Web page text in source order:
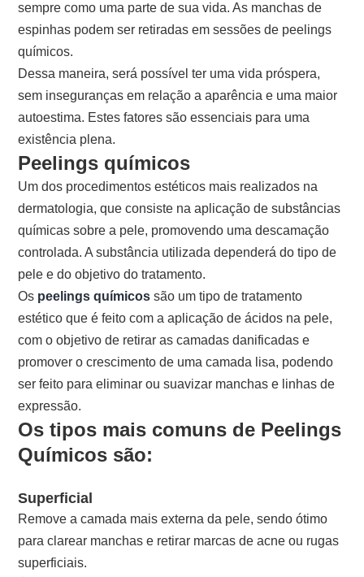
sempre como uma parte de sua vida. As manchas de
espinhas podem ser retiradas em sessões de peelings
químicos.
Dessa maneira, será possível ter uma vida próspera,
sem inseguranças em relação a aparência e uma maior
autoestima. Estes fatores são essenciais para uma
existência plena.
Peelings químicos
Um dos procedimentos estéticos mais realizados na
dermatologia, que consiste na aplicação de substâncias
químicas sobre a pele, promovendo uma descamação
controlada. A substância utilizada dependerá do tipo de
pele e do objetivo do tratamento.
Os peelings químicos são um tipo de tratamento
estético que é feito com a aplicação de ácidos na pele,
com o objetivo de retirar as camadas danificadas e
promover o crescimento de uma camada lisa, podendo
ser feito para eliminar ou suavizar manchas e linhas de
expressão.
Os tipos mais comuns de Peelings
Químicos são:
Superficial
Remove a camada mais externa da pele, sendo ótimo
para clarear manchas e retirar marcas de acne ou rugas
superficiais.